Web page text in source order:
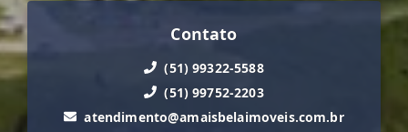
Contato
(51) 99322-5588
(51) 99752-2203
atendimento@amaisbelaimoveis.com.br